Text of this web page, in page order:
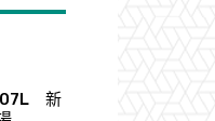
07L 新